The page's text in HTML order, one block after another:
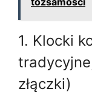
1. Klocki
złączki)